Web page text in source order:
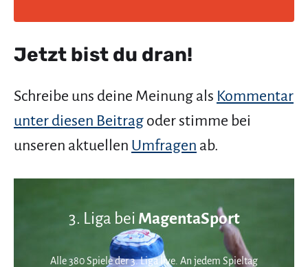
Jetzt bist du dran!
Schreibe uns deine Meinung als Kommentar
unter diesen Beitrag oder stimme bei
unseren aktuellen Umfragen ab.
3. Liga bei MagentaSport
Alle 380 Spiele der 3. Liga live. An jedem Spieltag